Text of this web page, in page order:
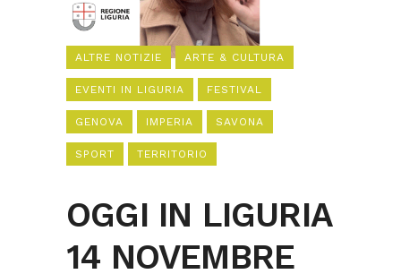
ALTRE NOTIZIE ARTE & CULTURA
EVENTI IN LIGURIA FESTIVAL
GENOVA IMPERIA SAVONA
SPORT TERRITORIO
OGGI IN LIGURIA
14 NOVEMBRE